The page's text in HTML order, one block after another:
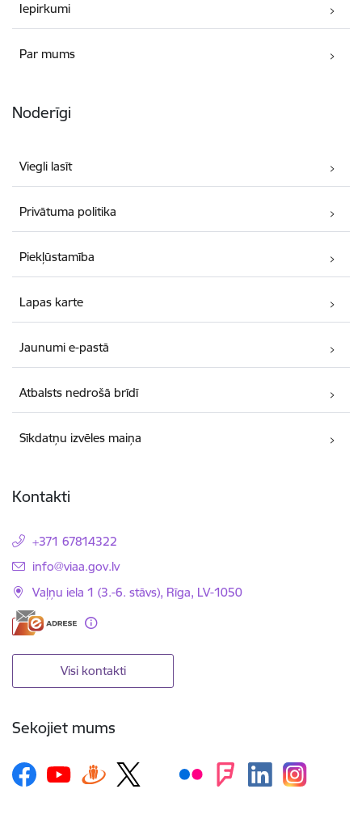
Iepirkumi
Par mums
Noderīgi
Viegli lasīt
Privātuma politika
Piekļūstamība
Lapas karte
Jaunumi e-pastā
Atbalsts nedrošā brīdī
Sīkdatņu izvēles maiņa
Kontakti
+371 67814322
E-pasts:
info@viaa.gov.lv
Vaļņu iela 1 (3.-6. stāvs), Rīga, LV-1050
Visi kontakti
Sekojiet mums